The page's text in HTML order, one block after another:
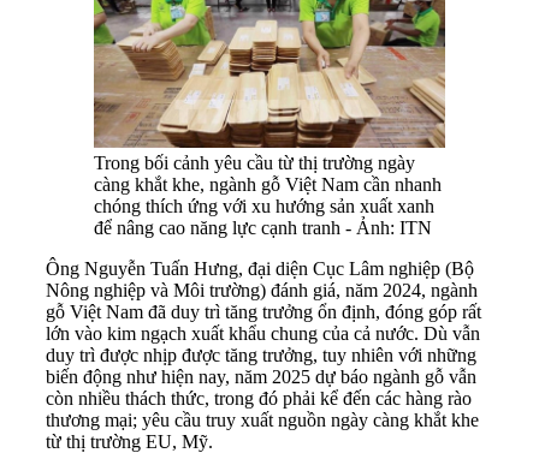
Trong bối cảnh yêu cầu từ thị trường ngày
càng khắt khe, ngành gỗ Việt Nam cần nhanh
chóng thích ứng với xu hướng sản xuất xanh
để nâng cao năng lực cạnh tranh - Ảnh: ITN
Ông Nguyễn Tuấn Hưng, đại diện Cục Lâm nghiệp (Bộ
Nông nghiệp và Môi trường) đánh giá, năm 2024, ngành
gỗ Việt Nam đã duy trì tăng trưởng ổn định, đóng góp rất
lớn vào kim ngạch xuất khẩu chung của cả nước. Dù vẫn
duy trì được nhịp được tăng trưởng, tuy nhiên với những
biến động như hiện nay, năm 2025 dự báo ngành gỗ vẫn
còn nhiều thách thức, trong đó phải kể đến các hàng rào
thương mại; yêu cầu truy xuất nguồn ngày càng khắt khe
từ thị trường EU, Mỹ.